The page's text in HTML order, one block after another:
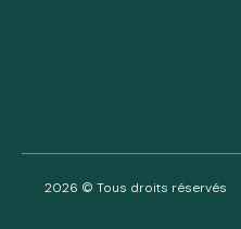
2026 © Tous droits réservés